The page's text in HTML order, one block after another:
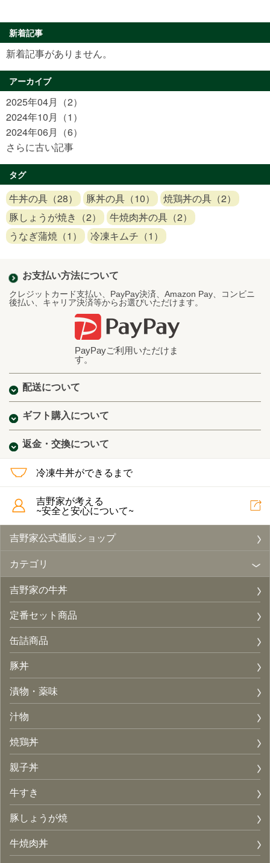
新着記事
新着記事がありません。
アーカイブ
2025年04月（2）
2024年10月（1）
2024年06月（6）
さらに古い記事
タグ
牛丼の具（28） 豚丼の具（10）
焼鶏丼の具（2）
豚しょうが焼き（2）
牛焼肉丼の具（2）
うなぎ蒲焼（1）
冷凍キムチ（1）
お支払い方法について
クレジットカード支払い、PayPay決済、Amazon Pay、コンビニ
後払い、キャリア決済等からお選びいただけます。
PayPayご利用いただけま
す。
配送について
ギフト購入について
返金・交換について
冷凍牛丼ができるまで
吉野家が考える
~安全と安心について~
吉野家公式通販ショップ
カテゴリ
吉野家の牛丼
定番セット商品
缶詰商品
豚丼
漬物・薬味
汁物
焼鶏丼
親子丼
牛すき
豚しょうが焼
牛焼肉丼